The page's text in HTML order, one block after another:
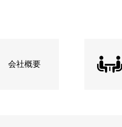
会社概要